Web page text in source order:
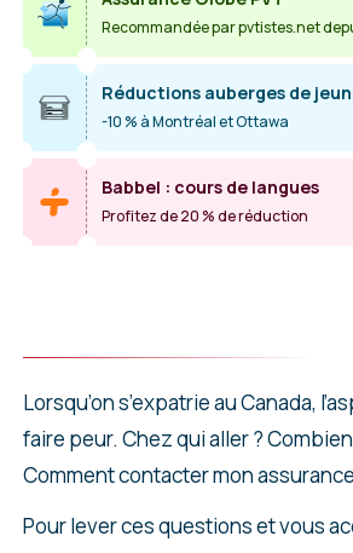
Recommandée par pvtistes.net
Réductions auberges de
-10 % à Montréal et Ottawa
Babbel : cours de langues
Profitez de 20 % de réduction
Lorsqu’on s’expatrie au Canada,
faire peur. Chez qui aller ?
Comment contacter mon
Pour lever ces questions et vous